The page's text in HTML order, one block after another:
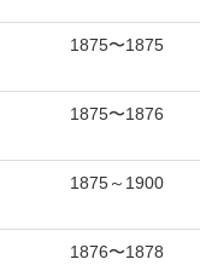
1875〜1875
1875〜1876
1875～1900
1876〜1878